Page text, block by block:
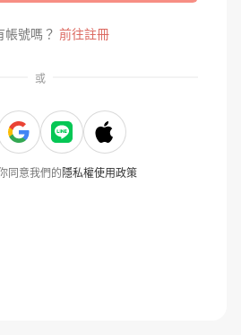
帳號嗎？ 前往註冊
或
同意我們的隱私權使用政策